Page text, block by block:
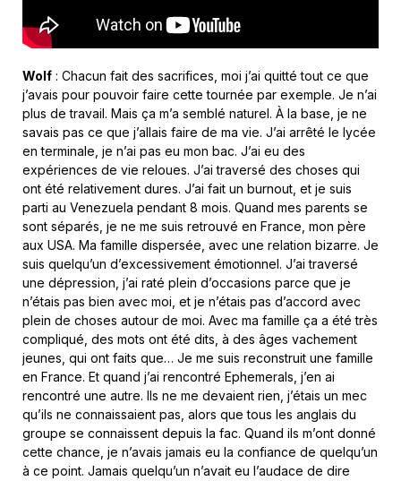
Wolf : Chacun fait des sacrifices, moi j’ai quitté tout ce que
j’avais pour pouvoir faire cette tournée par exemple. Je n’ai
plus de travail. Mais ça m’a semblé naturel. À la base, je ne
savais pas ce que j’allais faire de ma vie. J’ai arrêté le lycée
en terminale, je n’ai pas eu mon bac. J’ai eu des
expériences de vie reloues. J’ai traversé des choses qui
ont été relativement dures. J’ai fait un burnout, et je suis
parti au Venezuela pendant 8 mois. Quand mes parents se
sont séparés, je ne me suis retrouvé en France, mon père
aux USA. Ma famille dispersée, avec une relation bizarre. Je
suis quelqu’un d’excessivement émotionnel. J’ai traversé
une dépression, j’ai raté plein d’occasions parce que je
n’étais pas bien avec moi, et je n’étais pas d’accord avec
plein de choses autour de moi. Avec ma famille ça a été très
compliqué, des mots ont été dits, à des âges vachement
jeunes, qui ont faits que… Je me suis reconstruit une famille
en France. Et quand j’ai rencontré Ephemerals, j’en ai
rencontré une autre. Ils ne me devaient rien, j’étais un mec
qu’ils ne connaissaient pas, alors que tous les anglais du
groupe se connaissent depuis la fac. Quand ils m’ont donné
cette chance, je n’avais jamais eu la confiance de quelqu’un
à ce point. Jamais quelqu’un n’avait eu l’audace de dire